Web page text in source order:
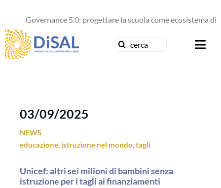
contenuto
Governance 5.0: progettare la scuola come ecosistema di
Cerca
Formazione
03/09/2025
NEWS
educazione, istruzione nel mondo,tagli
Unicef: altri sei milioni di bambini senza
istruzione per i tagli ai finanziamenti